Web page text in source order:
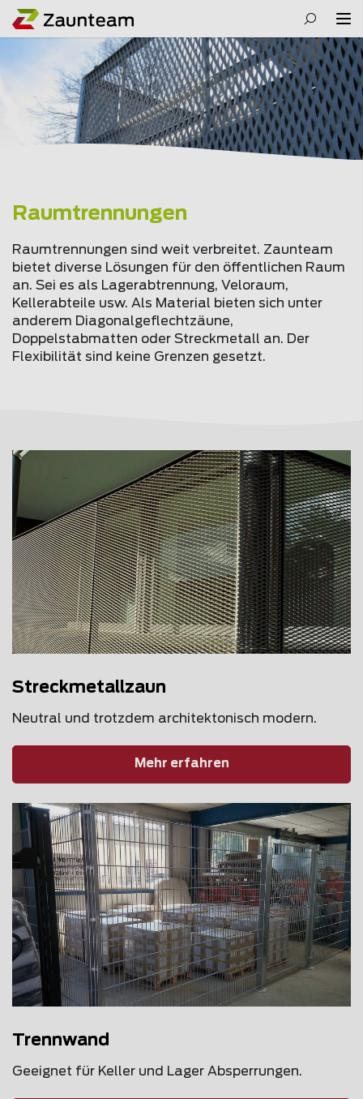
Raumtrennungen
Raumtrennungen sind weit verbreitet. Zaunteam
bietet diverse Lösungen für den öffentlichen Raum
an. Sei es als Lagerabtrennung, Veloraum,
Kellerabteile usw. Als Material bieten sich unter
anderem Diagonalgeflechtzäune,
Doppelstabmatten oder Streckmetall an. Der
Flexibilität sind keine Grenzen gesetzt.
Streckmetallzaun
Neutral und trotzdem architektonisch modern.
Mehr erfahren
Trennwand
Geeignet für Keller und Lager Absperrungen.